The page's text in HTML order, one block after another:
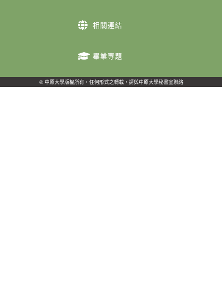
相關連結
畢業專題
© 中原大學版權所有，任何形式之轉載，請與中原大學秘書室聯絡